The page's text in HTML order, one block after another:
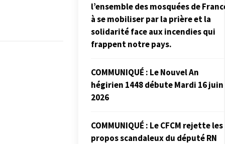
l’ensemble des mosquées de
à se mobiliser par la prière et la
solidarité face aux incendies qui
frappent notre pays.
COMMUNIQUÉ : Le Nouvel An
hégirien 1448 débute Mardi 16 juin
2026
COMMUNIQUÉ : Le CFCM rejette les
propos scandaleux du député RN